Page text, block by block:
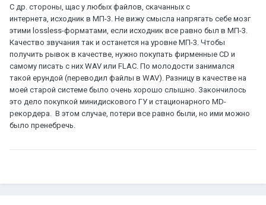
С др. стороны, щас у любых файлов, скачанных с
интернета, исходник в МП-3. Не вижу смысла напрягать себе мозг
этими lossless-форматами, если исходник все равно был в МП-3.
Качество звучания так и останется на уровне МП-3. Чтобы
получить рывок в качестве, нужно покупать фирменные CD и
самому писать с них WAV или FLAC. По молодости занимался
такой ерундой (переводил файлы в WAV). Разницу в качестве на
моей старой системе было очень хорошо слышно. Закончилось
это дело покупкой минидискового ГУ и стационарного MD-
рекордера. В этом случае, потери все равно были, но ими можно
было пренебречь.